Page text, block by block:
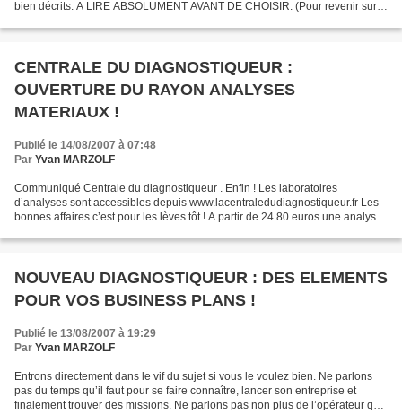
bien décrits. A LIRE ABSOLUMENT AVANT DE CHOISIR. (Pour revenir sur
CENTRALE DU DIAGNOSTIQUEUR :
OUVERTURE DU RAYON ANALYSES
MATERIAUX !
Publié le 14/08/2007 à 07:48
Par Yvan MARZOLF
Communiqué Centrale du diagnostiqueur . Enfin ! Les laboratoires
d’analyses sont accessibles depuis www.lacentraledudiagnostiqueur.fr Les
bonnes affaires c’est pour les lèves tôt ! A partir de 24.80 euros une analyse
NOUVEAU DIAGNOSTIQUEUR : DES ELEMENTS
POUR VOS BUSINESS PLANS !
Publié le 13/08/2007 à 19:29
Par Yvan MARZOLF
Entrons directement dans le vif du sujet si vous le voulez bien. Ne parlons
pas du temps qu’il faut pour se faire connaître, lancer son entreprise et
finalement trouver des missions. Ne parlons pas non plus de l’opérateur qui